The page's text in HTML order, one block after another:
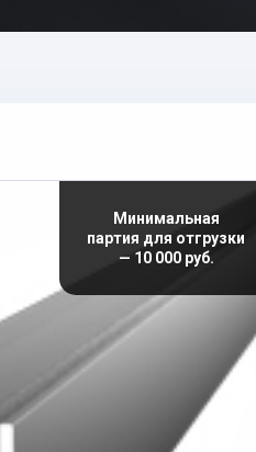
Минимальная
партия для отгрузки
— 10 000 руб.